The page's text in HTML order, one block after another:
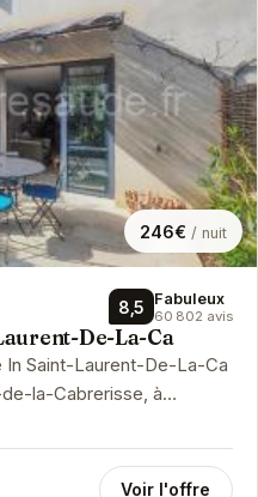
246€ / nuit
8,5 Fabuleux
60 802 avis
De-La-Ca
In Saint-Laurent-De-La-Ca
la-Cabrerisse, à
Voir l'offre